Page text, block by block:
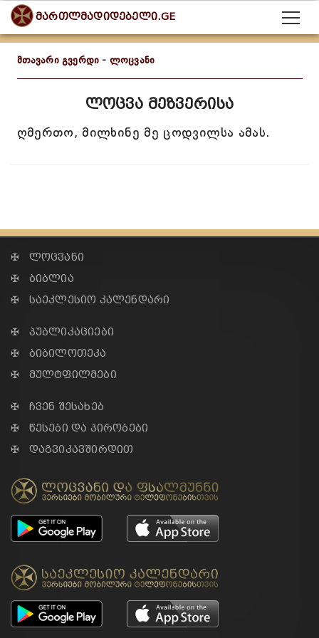
მართლმადიდებელი.GE
მთავარი გვერდი - ლოცვანი
ლოცვა მეზვერისა
ღმერთო, მილხინე მე ცოდვილსა ამას.
✠ ლოცვანი
✠ ბიბლია
✠ საეკლესიო კალენდარი
✠ პუბლიკაციები
✠ ბიბილოთეკა
✠ მულტფილმები
✠ ჩვენ შესახებ
✠ წესები და პირობები
✠ დაგვიკავშირდით